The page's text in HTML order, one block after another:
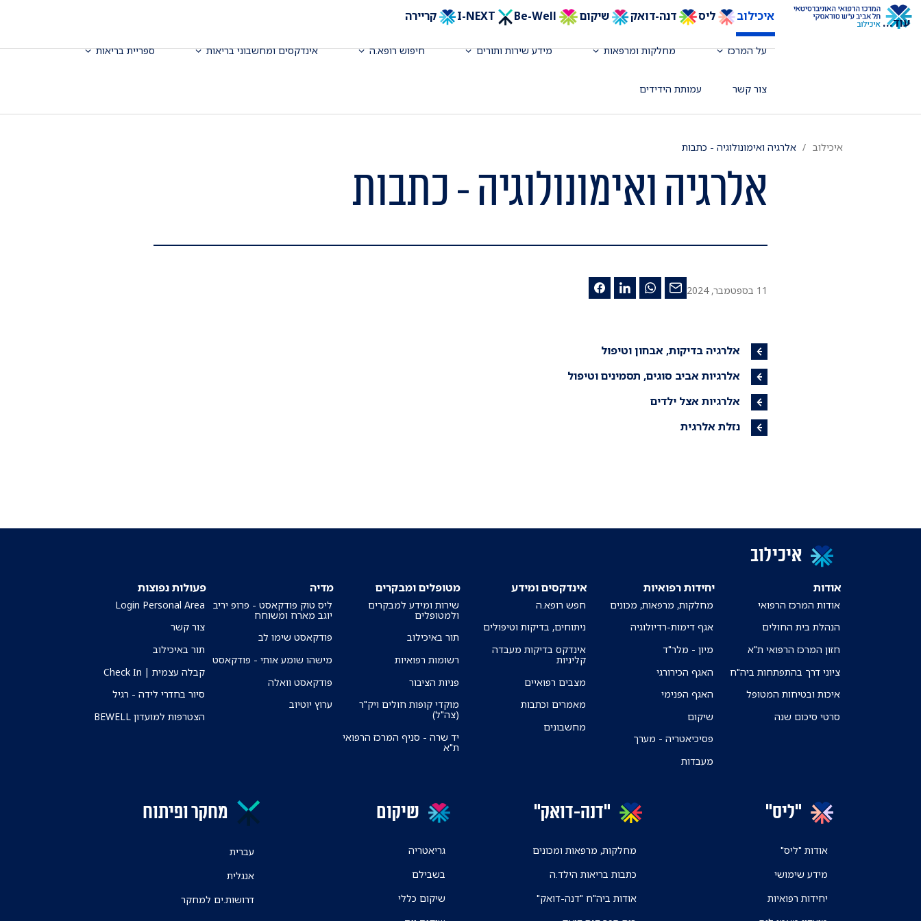
איכילוב ליס דנה-דואק שיקום Be-Well קריירה
על המרכז מחלקות ומרפאות מידע שירות ותורים חיפוש רופא.ה אינדקסים ומחשבוני בריאות ספריית בריאות
צור קשר עמותת הידידים
עוד...
איכילוב אלרגיה ואימונולוגיה - כתבות
אלרגיה ואימונולוגיה - כתבות
11 בספטמבר, 2024
אלרגיה בדיקות, אבחון וטיפול
אלרגיות אביב סוגים, תסמינים וטיפול
אלרגיות אצל ילדים
נזלת אלרגית
איכילוב
אודות
אודות המרכז הרפואי
הנהלת בית החולים
חזון המרכז הרפואי ת"א
ציוני דרך בהתפתחות ביה"ח
איכות ובטיחות המטופל
סרטי סיכום שנה
יחידות רפואיות
מחלקות, מרפאות, מכונים
אגף דימות-רדיולוגיה
מיון - מלר"ד
האגף הכירורגי
האגף הפנימי
שיקום
פסיכיאטריה - מערך
מעבדות
אינדקסים ומידע
חפש רופא.ה
ניתוחים, בדיקות וטיפולים
אינדקס בדיקות מעבדה
קליניות
מצבים רפואיים
מאמרים וכתבות
מחשבונים
מטופלים ומבקרים
שירות ומידע למבקרים
ולמטופלים
תור באיכילוב
רשומות רפואיות
פניות הציבור
מוקדי קופות חולים ויק"ר
(צה"ל)
יד שרה - סניף המרכז הרפואי
ת"א
מדיה
ליס טוק פודקאסט - פרופ יריב
יוגב מארח ומשוחח
פודקאסט שימו לב
מישהו שומע אותי - פודקאסט
פודקאסט וואלה
ערוץ יוטיוב
פעולות נפוצות
Login Personal Area
צור קשר
תור באיכילוב
קבלה עצמית | Check In
סיור בחדרי לידה - רגיל
הצטרפות למועדון BEWELL
"ליס"
אודות "ליס"
מידע שימושי
יחידות רפואיות
"דנה-דואק"
מחלקות, מרפאות ומכונים
כתבות בריאות הילד.ה
אודות ביה"ח "דנה-דואק"
שיקום
גריאטריה
בשבילם
שיקום כללי
מחקר ופיתוח
עברית
אנגלית
דרושות.ים למחקר